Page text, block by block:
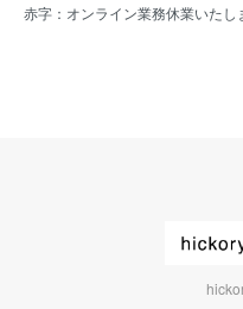
赤字：オンライン業務休業いたし